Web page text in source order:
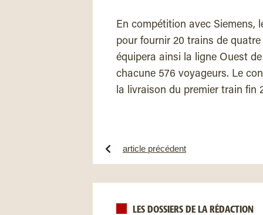
En compétition avec Siemens,
pour fournir 20 trains de quatre
équipera ainsi la ligne Ouest
chacune 576 voyageurs. Le
la livraison du premier train
article précédent
LES DOSSIERS DE LA RÉDACTION